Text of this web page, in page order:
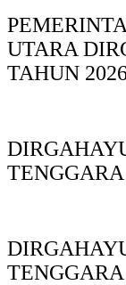
UTARA
TAHUN
TENGGARA
TENGGARA